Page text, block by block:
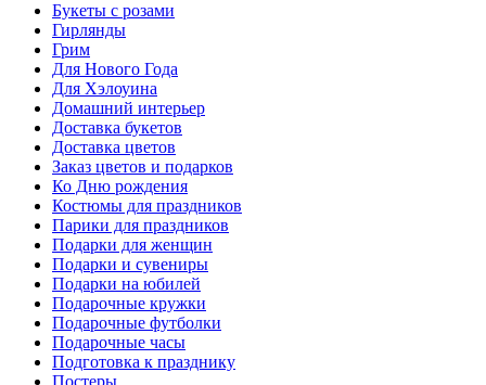
Букеты с розами
Гирлянды
Грим
Для Нового Года
Для Хэлоуина
Домашний интерьер
Доставка букетов
Доставка цветов
Заказ цветов и подарков
Ко Дню рождения
Костюмы для праздников
Парики для праздников
Подарки для женщин
Подарки и сувениры
Подарки на юбилей
Подарочные кружки
Подарочные футболки
Подарочные часы
Подготовка к празднику